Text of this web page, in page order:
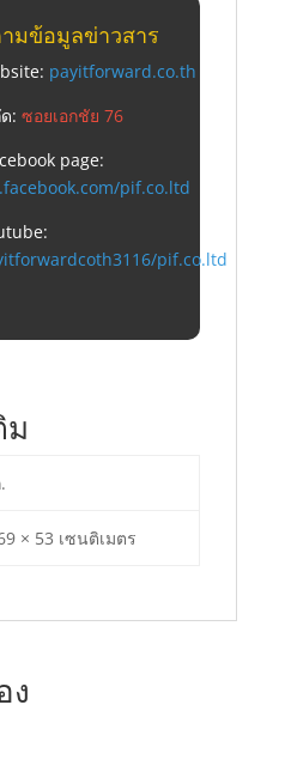
มข้อมูลข่าวสาร
payitforward.co.th
: ซอยเอกชัย 76
page:
pif.co.ltd
pif.co.ltd
ม
× 53 เซนติเมตร
ง